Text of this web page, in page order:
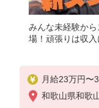
みんな未経験か
場！頑張りは収
月給23万円〜
※経験・年齢
※30時間分の
和歌山県和歌